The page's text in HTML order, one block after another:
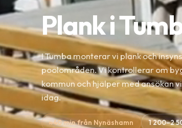
Plank i
I Tumba monterar vi plank och
poolområden. Vi kontrollerar om
kommun och hjälper med ansökan
idag.
≈40 min från Nynäshamn 1 200–2